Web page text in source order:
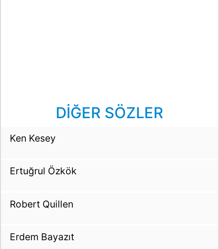
DİĞER SÖZLER
Ken Kesey
Ertuğrul Özkök
Robert Quillen
Erdem Bayazıt